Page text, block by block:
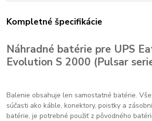
Kompletné špecifikácie
Náhradné batérie pre UPS
Evolution S 2000 (Pulsar
Balenie obsahuje len samostatné batérie.
súčasti ako káble, konektory, poistky a
batérie, je potrebné použiť z pôvodného